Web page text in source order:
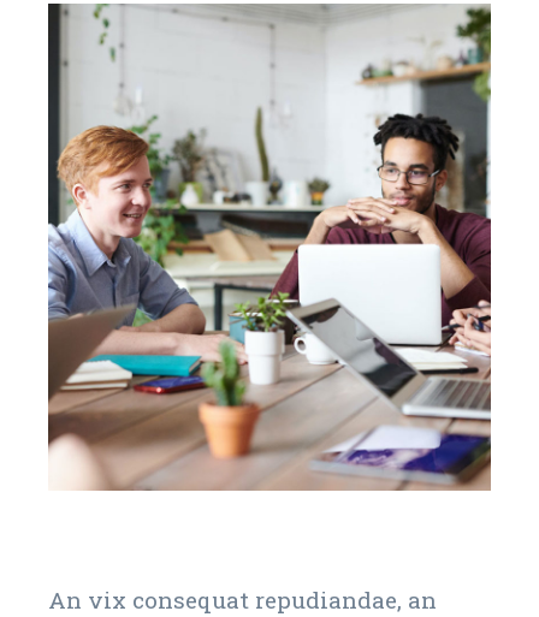
An vix consequat repudiandae, an